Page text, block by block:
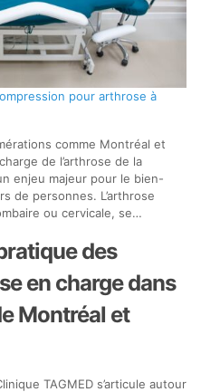
pour arthrose à
comme Montréal et
de l’arthrose de la
enjeu majeur pour le bien-
de personnes. L’arthrose
ou cervicale, se…
des
en charge dans
Montréal et
TAGMED s’articule autour